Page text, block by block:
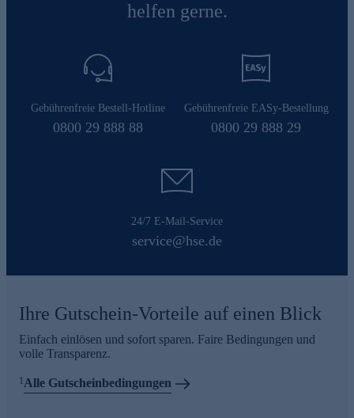
helfen gerne.
Gebührenfreie Bestell-Hotline
0800 29 888 88
Gebührenfreie EASy-Bestellung
0800 29 888 29
24/7 E-Mail-Service
service@hse.de
Ihre Gutschein-Vorteile auf einen Blick
Einfach einlösen und sofort sparen. Faire Bedingungen und
volle Transparenz.
1 Alle Gutscheinbedingungen